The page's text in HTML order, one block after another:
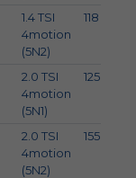
1.4 TSI
4motion
(5N2)
118
2.0 TSI
4motion
(5N1)
125
2.0 TSI
4motion
(5N2)
155